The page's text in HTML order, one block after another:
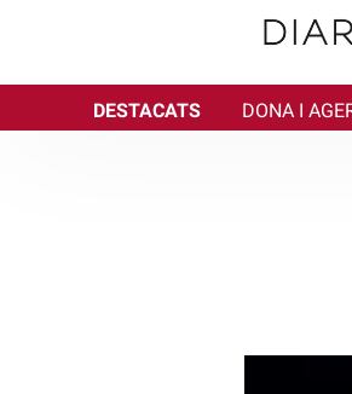
DESTACATS DONA I